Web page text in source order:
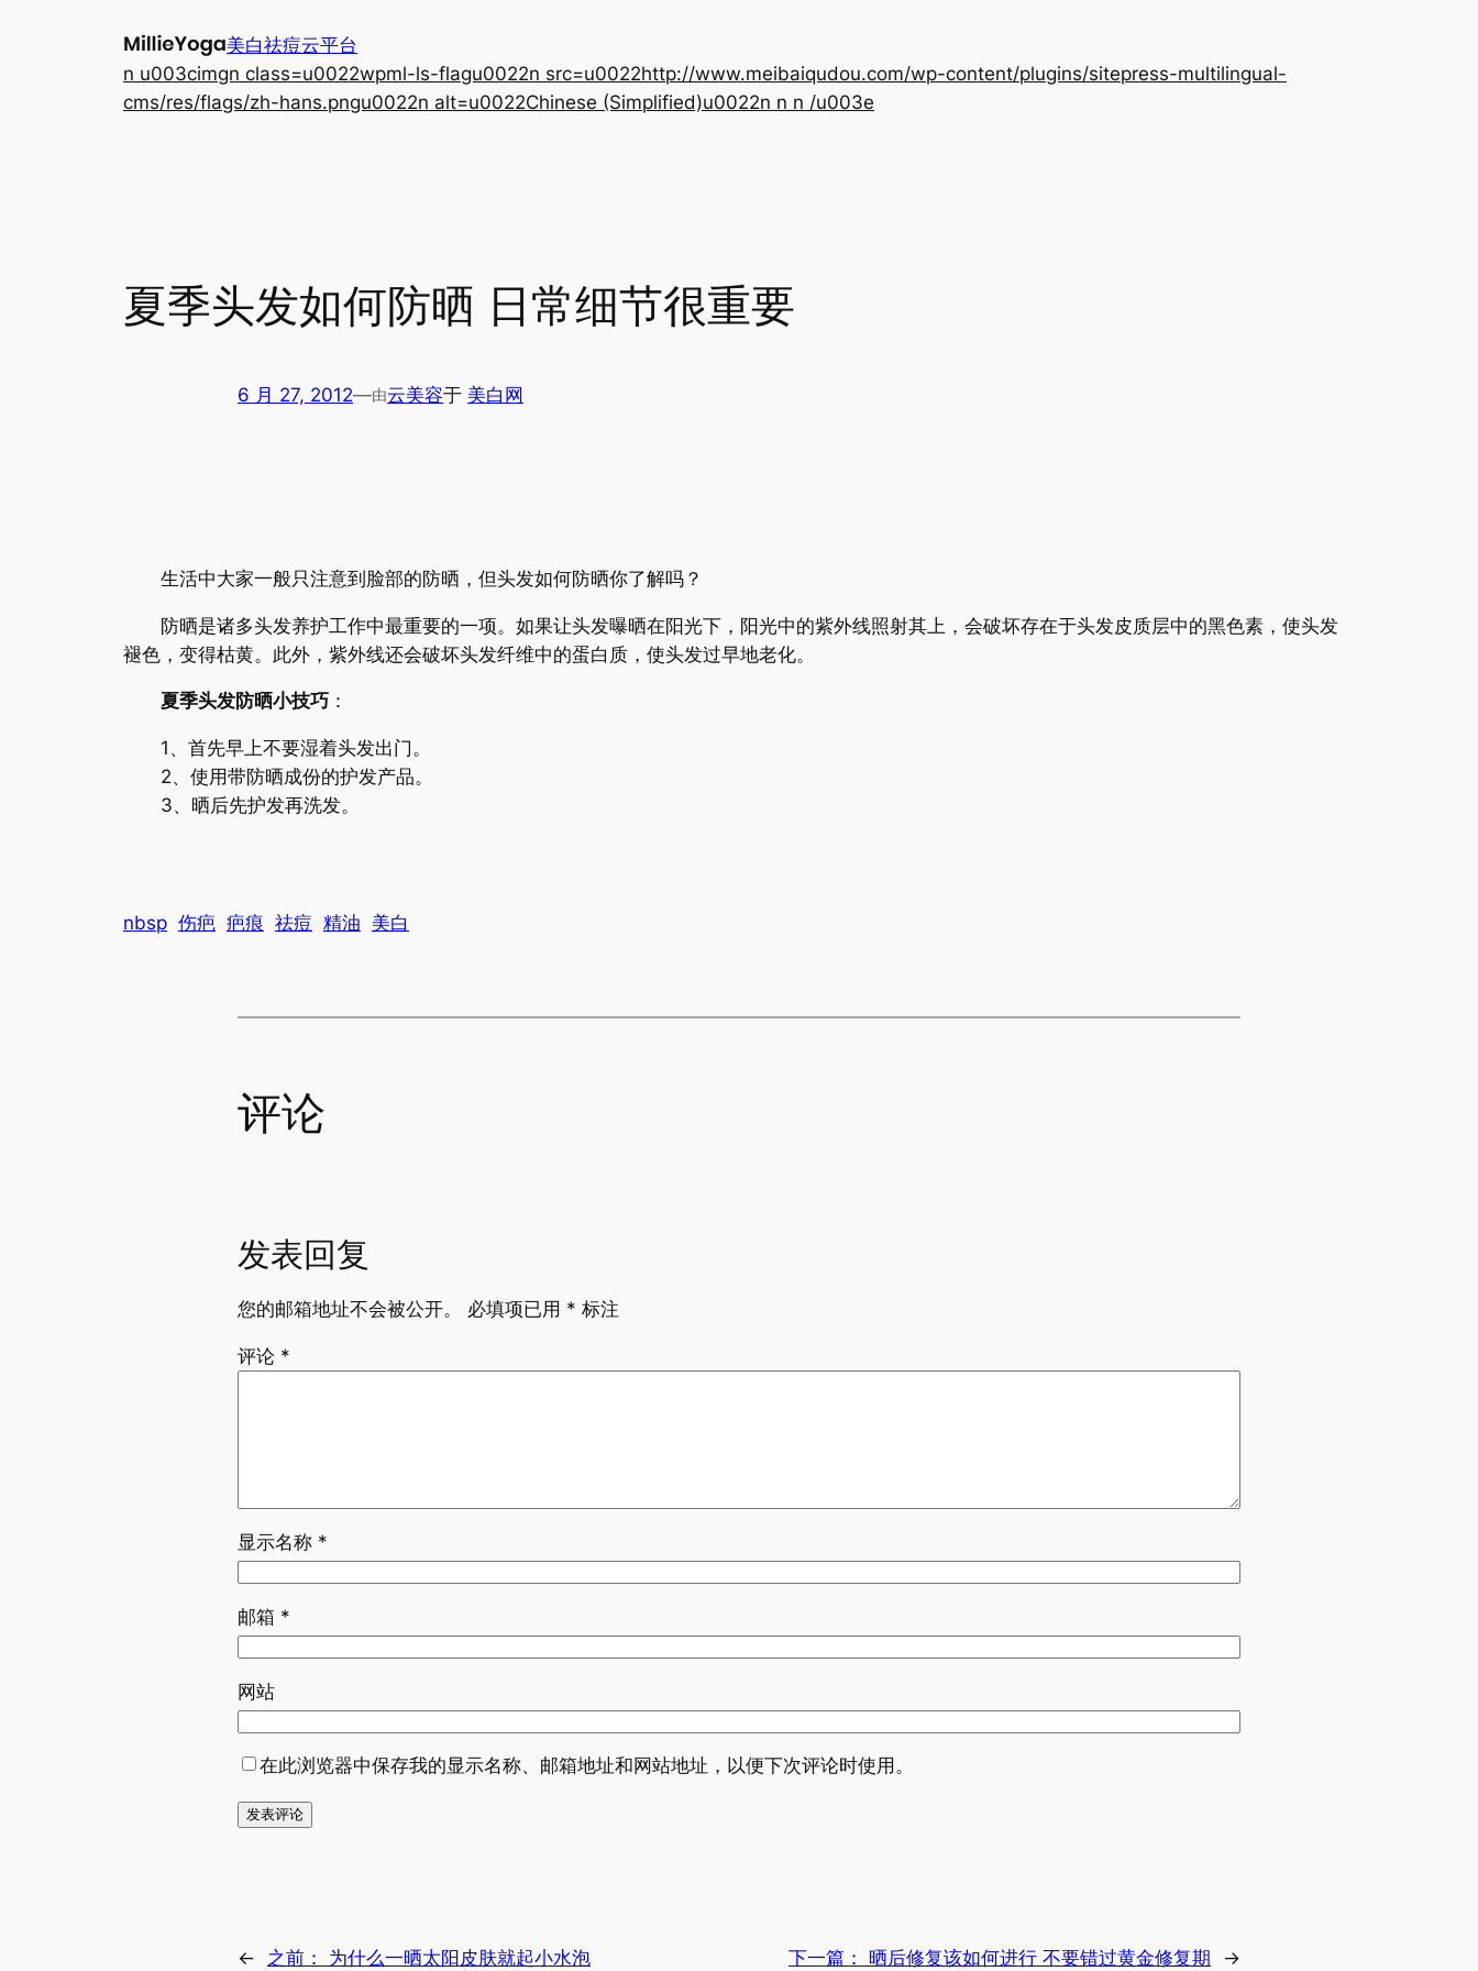
美白祛痘云平台
n u003cimgn class=u0022wpml-ls-flagu0022n src=u0022http://www.meibaiqudou.com/wp-content/plugins/sitepress-multilingual-
cms/res/flags/zh-hans.pngu0022n alt=u0022Chinese (Simplified)u0022n n n /u003e
夏季头发如何防晒 日常细节很重要
6 月 27, 2012—由云美容于 美白网
生活中大家一般只注意到脸部的防晒，但头发如何防晒你了解吗？
防晒是诸多头发养护工作中最重要的一项。如果让头发曝晒在阳光下，阳光中的紫外线照射其上，会破坏存在于头发皮质层中的黑色素，使头发
褪色，变得枯黄。此外，紫外线还会破坏头发纤维中的蛋白质，使头发过早地老化。
夏季头发防晒小技巧 ：
1、首先早上不要湿着头发出门。
2、使用带防晒成份的护发产品。
3、晒后先护发再洗发。
nbsp 伤疤 疤痕 祛痘 精油 美白
评论
发表回复
您的邮箱地址不会被公开。 必填项已用 * 标注
评论 *
显示名称 *
邮箱 *
网站
在此浏览器中保存我的显示名称、邮箱地址和网站地址，以便下次评论时使用。
← 之前： 为什么一晒太阳皮肤就起小水泡 下一篇： 晒后修复该如何进行 不要错过黄金修复期 →